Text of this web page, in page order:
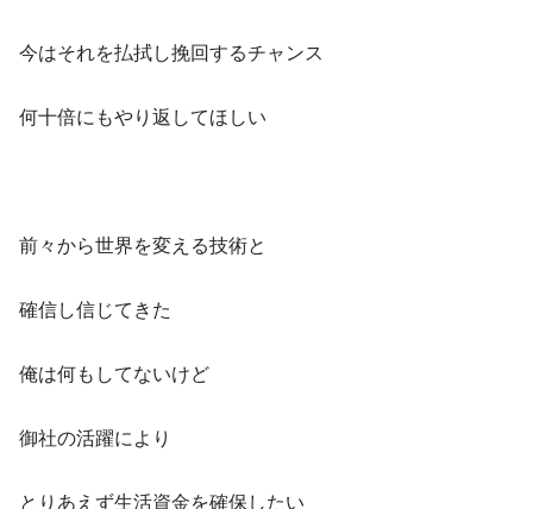
今はそれを払拭し挽回するチャンス
何十倍にもやり返してほしい
前々から世界を変える技術と
確信し信じてきた
俺は何もしてないけど
御社の活躍により
とりあえず生活資金を確保したい